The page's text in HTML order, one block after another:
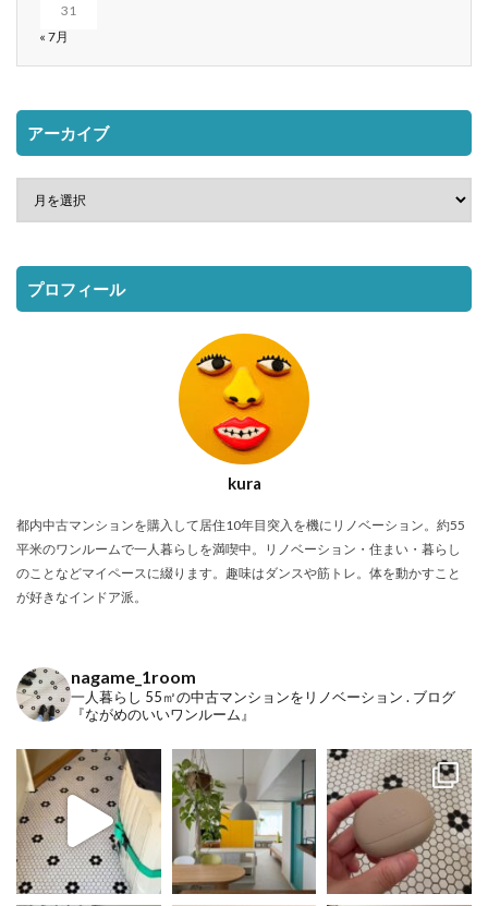
31
« 7月
アーカイブ
プロフィール
kura
都内中古マンションを購入して居住10年目突入を機にリノベーション。約55
平米のワンルームで一人暮らしを満喫中。リノベーション・住まい・暮らし
のことなどマイペースに綴ります。趣味はダンスや筋トレ。体を動かすこと
が好きなインドア派。
nagame_1room
一人暮らし 55㎡の中古マンションをリノベーション . ブログ
『ながめのいいワンルーム』